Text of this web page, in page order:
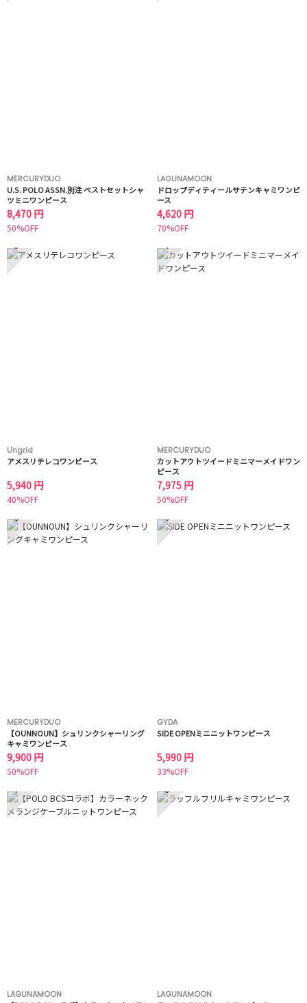
MERCURYDUO
U.S. POLO ASSN.別注 ベストセットシャ
ツミニワンピース
8,470 円
50%OFF
LAGUNAMOON
ドロップディティールサテンキャミワンピ
ース
4,620 円
70%OFF
3
Ungrid
アメスリテレコワンピース
5,940 円
40%OFF
4
MERCURYDUO
カットアウトツイードミニマーメイドワン
ピース
7,975 円
50%OFF
5
MERCURYDUO
【OUNNOUN】シュリンクシャーリング
キャミワンピース
9,900 円
50%OFF
6
GYDA
SIDE OPENミニニットワンピース
5,990 円
33%OFF
7
LAGUNAMOON
8
LAGUNAMOON